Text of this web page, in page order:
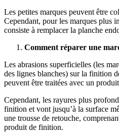
Les petites marques peuvent être
Cependant, pour les marques plus
consiste à remplacer la planche
Comment réparer une
Les abrasions superficielles (les
des lignes blanches) sur la finition
peuvent être traitées avec un
Cependant, les rayures plus
finition et vont jusqu’à la surface
une trousse de retouche,
produit de finition.